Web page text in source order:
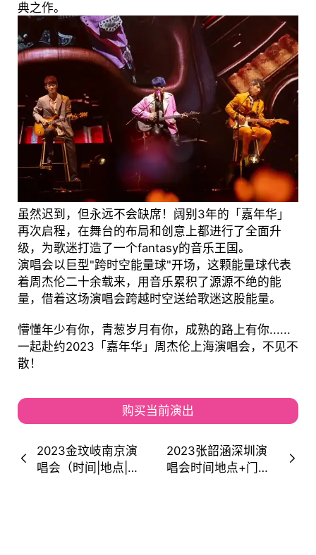
典之作。
虽然迟到，但永远不会缺席！阔别3年的「嘉年华」
再次启程，在舞台的布局和创意上都进行了全面升
级，为歌迷打造了一个fantasy的音乐王国。
演唱会以巨型"跨时空能量球"开场，这颗能量球代表
着周杰伦二十余载来，用音乐累积了源源不绝的能
量，借着这场演唱会跨越时空送给歌迷这股能量。
懵懂年少有你，青葱岁月有你，成熟的路上有你......
一起赴约2023「嘉年华」周杰伦上海演唱会，不见不
散！
购买当前演出
2023金玟岐南京演
唱会（时间|地点|门
2023张韶涵深圳演
唱会时间地点+门票